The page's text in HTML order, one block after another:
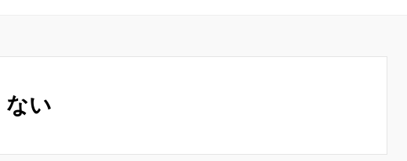
ない